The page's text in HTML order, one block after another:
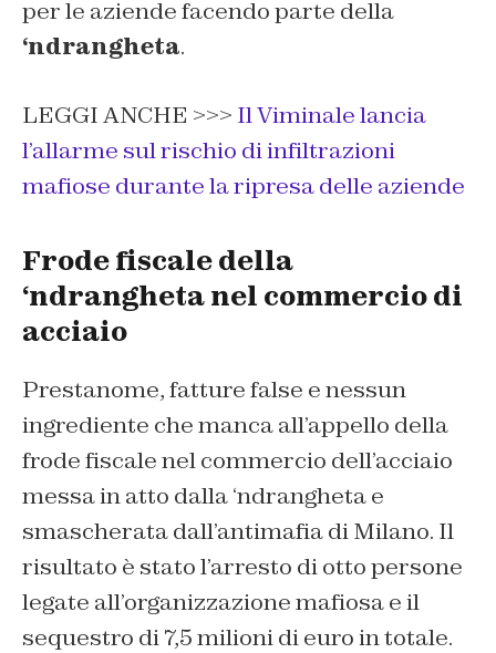
per le aziende facendo parte della
‘ndrangheta.
LEGGI ANCHE >>> Il Viminale lancia
l’allarme sul rischio di infiltrazioni
mafiose durante la ripresa delle aziende
Frode fiscale della
‘ndrangheta nel commercio di
acciaio
Prestanome, fatture false e nessun
ingrediente che manca all’appello della
frode fiscale nel commercio dell’acciaio
messa in atto dalla ‘ndrangheta e
smascherata dall’antimafia di Milano. Il
risultato è stato l’arresto di otto persone
legate all’organizzazione mafiosa e il
sequestro di 7,5 milioni di euro in totale.